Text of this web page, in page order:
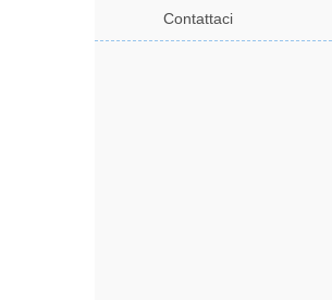
Contattaci